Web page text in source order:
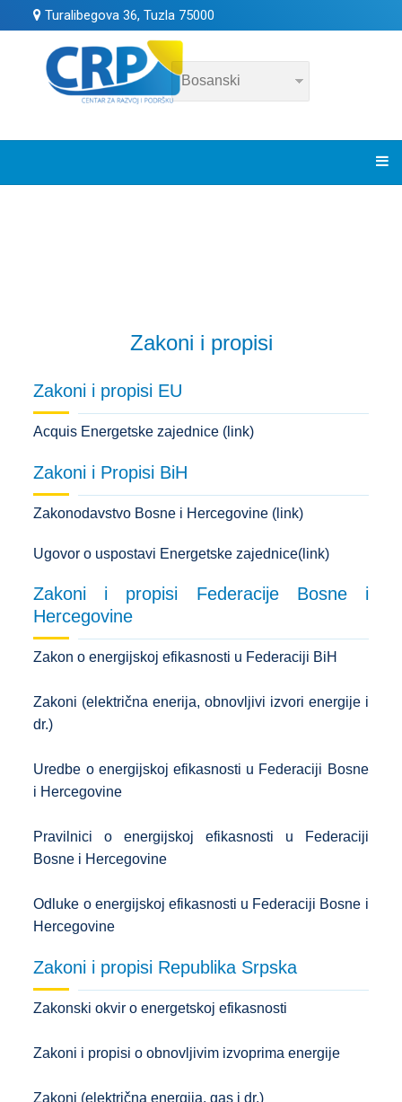
Turalibegova 36, Tuzla 75000
Zakoni i propisi
Zakoni i propisi EU
Acquis Energetske zajednice (link)
Zakoni i Propisi BiH
Zakonodavstvo Bosne i Hercegovine (link)
Ugovor o uspostavi Energetske zajednice(link)
Zakoni i propisi Federacije Bosne i
Hercegovine
Zakon o energijskoj efikasnosti u Federaciji BiH
Zakoni (električna enerija, obnovljivi izvori energije i
dr.)
Uredbe o energijskoj efikasnosti u Federaciji Bosne
i Hercegovine
Pravilnici o energijskoj efikasnosti u Federaciji
Bosne i Hercegovine
Odluke o energijskoj efikasnosti u Federaciji Bosne i
Hercegovine
Zakoni i propisi Republika Srpska
Zakonski okvir o energetskoj efikasnosti
Zakoni i propisi o obnovljivim izvoprima energije
Zakoni (električna energija, gas i dr.)